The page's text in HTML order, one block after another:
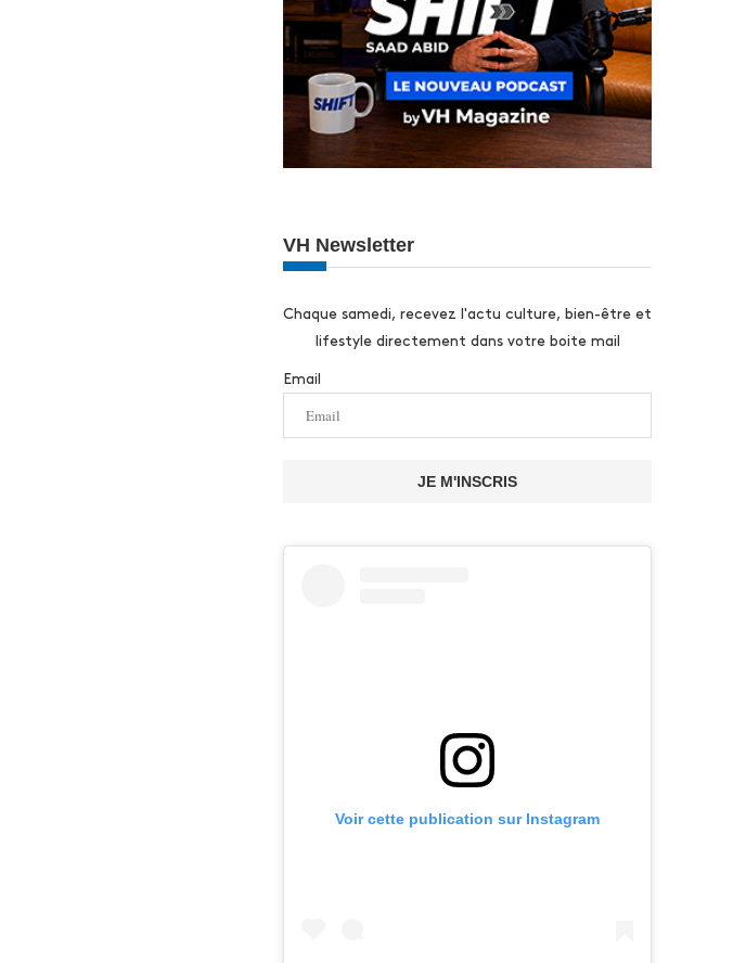
VH Newsletter
Chaque samedi, recevez l'actu culture, bien-être et
lifestyle directement dans votre boite mail
Email
JE M'INSCRIS
Voir cette publication sur Instagram